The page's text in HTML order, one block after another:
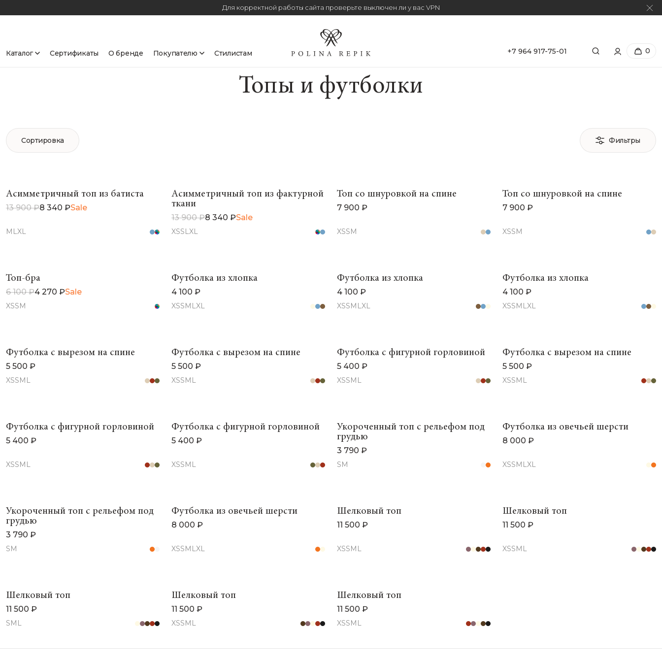
Для корректной работы сайта проверьте выключен ли у вас VPN
Каталог Сертификаты О бренде Покупателю Стилистам +7 964 917-75-01 0
Топы и футболки
Сортировка Фильтры
Асимметричный топ из батиста
13 900 ₽8 340 ₽Sale
M LXL
Асимметричный топ из фактурной
ткани
13 900 ₽8 340 ₽Sale
XSSLXL
Топ со шнуровкой на спине
7 900 ₽
XSSM
Топ со шнуровкой на спине
7 900 ₽
XSSM
Топ-бра
6 100 ₽4 270 ₽Sale
XSSM
Футболка из хлопка
4 100 ₽
XSSM LXL
Футболка из хлопка
4 100 ₽
XSSM LXL
Футболка из хлопка
4 100 ₽
XSSM LXL
Футболка с вырезом на спине
5 500 ₽
XSSM L
Футболка с вырезом на спине
5 500 ₽
XSSM L
Футболка с фигурной горловиной
5 400 ₽
XSSM L
Футболка с вырезом на спине
5 500 ₽
XSSM L
Футболка с фигурной горловиной
5 400 ₽
XSSM L
Футболка с фигурной горловиной
5 400 ₽
XSSM L
Укороченный топ с рельефом под
грудью
3 790 ₽
SM
Футболка из овечьей шерсти
8 000 ₽
XSSM LXL
Укороченный топ с рельефом под
грудью
3 790 ₽
SM
Футболка из овечьей шерсти
8 000 ₽
XSSM LXL
Шелковый топ
11 500 ₽
XSSM L
Шелковый топ
11 500 ₽
XSSM L
Шелковый топ
11 500 ₽
SM L
Шелковый топ
11 500 ₽
XSSM L
Шелковый топ
11 500 ₽
XSSM L